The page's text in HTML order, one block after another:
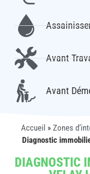
Avant
Avant
Accueil » Zones
Diagnostic
DIAGNOSTIC